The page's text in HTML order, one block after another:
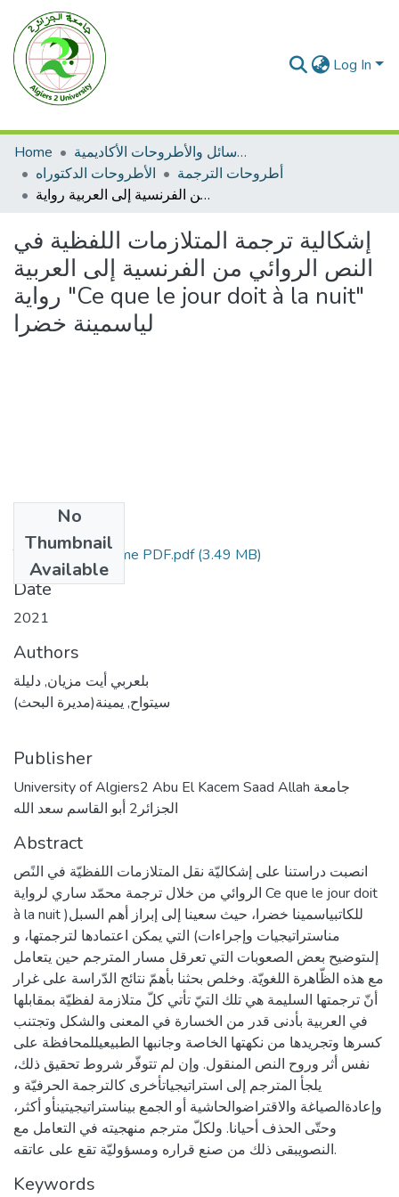
Log In
Home
الرسائل والأطروحات الأكاديمية
الأطروحات الدكتوراه
أطروحات الترجمة
إشكالية ترجمة المتلازمات اللفظية في النص الروائي من الفرنسية إلى العربية رواية "Ce que le jour doit à la nuit" لياسمينة خضرا
إشكالية ترجمة المتلازمات اللفظية في
النص الروائي من الفرنسية إلى العربية
رواية "Ce que le jour doit à la nuit"
لياسمينة خضرا
No
Thumbnail
Available
These pour Diplome PDF.pdf(3.49 MB)
Date
2021
Authors
بلعربي أيت مزيان, دليلة
سيتواح, يمينة(مديرة البحث)
Publisher
University of Algiers2 Abu El Kacem Saad Allah جامعة
الجزائر2 أبو القاسم سعد الله
Abstract
انصبت دراستنا على إشكاليّة نقل المتلازمات اللفظيّة في النًص
الروائي من خلال ترجمة محمّد ساري لرواية Ce que le jour doit
à la nuit للكاتبياسمينا خضرا، حيث سعينا إلى إبراز أهم السبل(
مناستراتيجيات وإجراءات) التي يمكن اعتمادها لترجمتها، و
إلىتوضيح بعض الصعوبات التي تعرقل مسار المترجم حين يتعامل
مع هذه الظّاهرة اللغويّة. وخلص بحثنا بأهمّ نتائج الدّراسة على غرار
أنّ ترجمتها السليمة هي تلك التيّ تأتي كلّ متلازمة لفظيّة بمقابلها
في العربية بأدنى قدر من الخسارة في المعنى والشكل وتجتنب
كسرها وتجريدها من نكهتها الخاصة وجانبها الطبيعيللمحافظة على
نفس أثر وروح النص المنقول. وإن لم تتوفّر شروط تحقيق ذلك،
يلجأ المترجم إلى استراتيجياتأخرى كالترجمة الحرفيّة و
وإعادةالصياغة والاقتراضوالحاشية أو الجمع بيناستراتيجيتينأو أكثر،
وحتّى الحذف أحيانا. ولكلّ مترجم منهجيته في التعامل مع
النصويبقى ذلك من صنع قراره ومسؤوليّة تقع على عاتقه.
Keywords